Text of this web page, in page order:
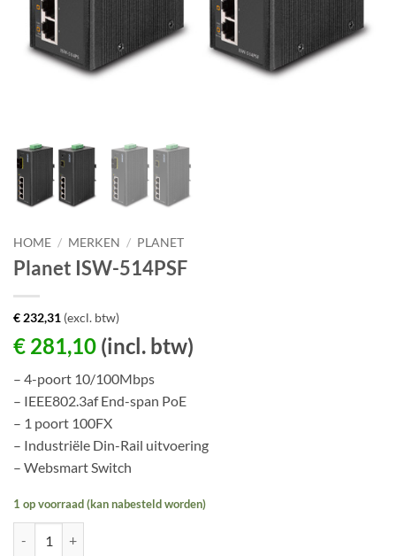
HOME / MERKEN / PLANET
Planet ISW-514PSF
€ 232,31 (excl. btw)
€ 281,10 (incl. btw)
– 4-poort 10/100Mbps
– IEEE802.3af End-span PoE
– 1 poort 100FX
– Industriële Din-Rail uitvoering
– Websmart Switch
1 op voorraad (kan nabesteld worden)